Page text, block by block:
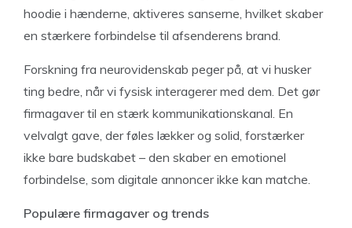
hoodie i hænderne, aktiveres sanserne, hvilket skaber
en stærkere forbindelse til afsenderens brand.
Forskning fra neurovidenskab peger på, at vi husker
ting bedre, når vi fysisk interagerer med dem. Det gør
firmagaver til en stærk kommunikationskanal. En
velvalgt gave, der føles lækker og solid, forstærker
ikke bare budskabet – den skaber en emotionel
forbindelse, som digitale annoncer ikke kan matche.
Populære firmagaver og trends